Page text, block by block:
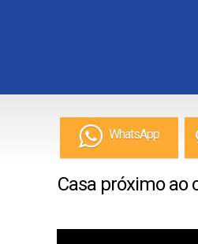
WhatsApp
Casa próximo ao